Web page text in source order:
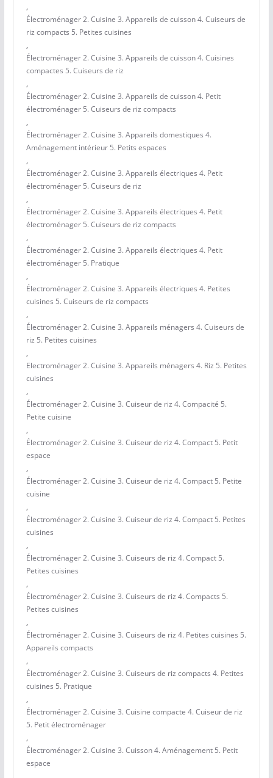
,
Électroménager 2. Cuisine 3. Appareils de cuisson 4. Cuiseurs de
riz compacts 5. Petites cuisines
,
Électroménager 2. Cuisine 3. Appareils de cuisson 4. Cuisines
compactes 5. Cuiseurs de riz
,
Électroménager 2. Cuisine 3. Appareils de cuisson 4. Petit
électroménager 5. Cuiseurs de riz compacts
,
Électroménager 2. Cuisine 3. Appareils domestiques 4.
Aménagement intérieur 5. Petits espaces
,
Électroménager 2. Cuisine 3. Appareils électriques 4. Petit
électroménager 5. Cuiseurs de riz
,
Électroménager 2. Cuisine 3. Appareils électriques 4. Petit
électroménager 5. Cuiseurs de riz compacts
,
Électroménager 2. Cuisine 3. Appareils électriques 4. Petit
électroménager 5. Pratique
,
Électroménager 2. Cuisine 3. Appareils électriques 4. Petites
cuisines 5. Cuiseurs de riz compacts
,
Électroménager 2. Cuisine 3. Appareils ménagers 4. Cuiseurs de
riz 5. Petites cuisines
,
Electroménager 2. Cuisine 3. Appareils ménagers 4. Riz 5. Petites
cuisines
,
Électroménager 2. Cuisine 3. Cuiseur de riz 4. Compacité 5.
Petite cuisine
,
Électroménager 2. Cuisine 3. Cuiseur de riz 4. Compact 5. Petit
espace
,
Électroménager 2. Cuisine 3. Cuiseur de riz 4. Compact 5. Petite
cuisine
,
Électroménager 2. Cuisine 3. Cuiseur de riz 4. Compact 5. Petites
cuisines
,
Électroménager 2. Cuisine 3. Cuiseurs de riz 4. Compact 5.
Petites cuisines
,
Électroménager 2. Cuisine 3. Cuiseurs de riz 4. Compacts 5.
Petites cuisines
,
Électroménager 2. Cuisine 3. Cuiseurs de riz 4. Petites cuisines 5.
Appareils compacts
,
Électroménager 2. Cuisine 3. Cuiseurs de riz compacts 4. Petites
cuisines 5. Pratique
,
Électroménager 2. Cuisine 3. Cuisine compacte 4. Cuiseur de riz
5. Petit électroménager
,
Électroménager 2. Cuisine 3. Cuisson 4. Aménagement 5. Petit
espace